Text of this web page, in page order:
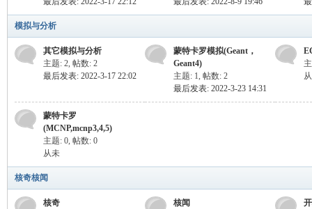
Sci
模拟与分析
其它模拟与分析
主题: 2, 帖数: 2
最后发表: 2022-3-17 22:02
蒙特卡罗模拟(Geant，
Geant4)
主题: 1, 帖数: 2
最后发表: 2022-3-23 14:31
蒙特卡罗
(MCNP,mcnp3,4,5)
主题: 0, 帖数: 0
从未
核奇核闻
核奇
核闻